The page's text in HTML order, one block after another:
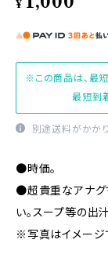
¥
※この商品は、最
最短到
別途送料がかか
●時価。
●超貴重なアナグ
い。スープ等の出
※写真はイメージ